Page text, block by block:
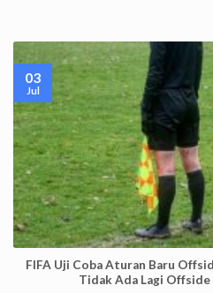
FIFA Uji Coba Aturan Baru
Tidak Ada Lagi
03
Jul